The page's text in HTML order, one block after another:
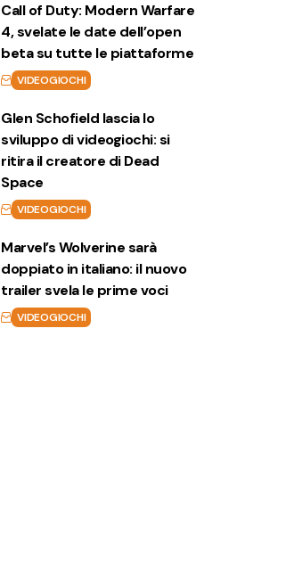
Call of Duty: Modern Warfare
4, svelate le date dell’open
beta su tutte le piattaforme
VIDEOGIOCHI
Glen Schofield lascia lo
sviluppo di videogiochi: si
ritira il creatore di Dead
Space
VIDEOGIOCHI
Marvel’s Wolverine sarà
doppiato in italiano: il nuovo
trailer svela le prime voci
VIDEOGIOCHI